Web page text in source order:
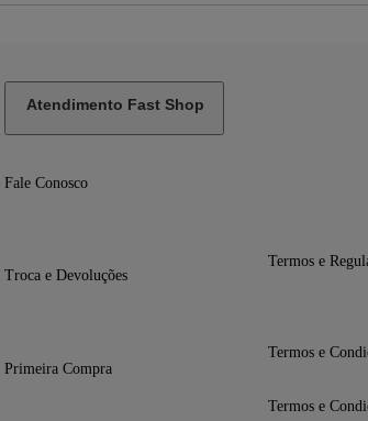
Atendimento Fast Shop
Fale Conosco
Troca e Devoluções
Primeira Compra
Termos e
Termos e
Termos e